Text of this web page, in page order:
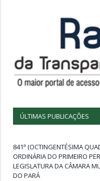
ÚLTIMAS PUBLICAÇÕES
841ª (OCTINGENTÉSIMA
ORDINÁRIA DO PRIMEIRO
LEGISLATURA DA CÂMARA
DO PARÁ